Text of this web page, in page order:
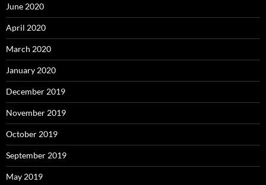
June 2020
April 2020
March 2020
January 2020
December 2019
November 2019
October 2019
September 2019
May 2019